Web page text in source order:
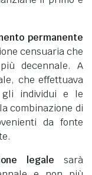
permanente
censuaria che
decennale. A
che effettuava
individui e le
combinazione di
da fonte
legale sarà